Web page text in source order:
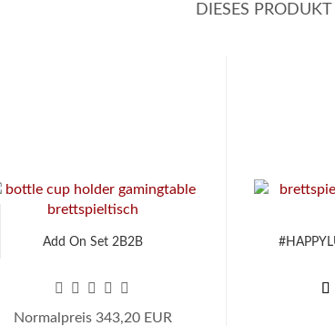
DIESES
Add On Set 2B2B
Normalpreis 343,20 EUR